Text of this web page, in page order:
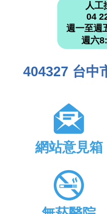
人工
04
週一至週
週六
404327 台中
網站意見箱